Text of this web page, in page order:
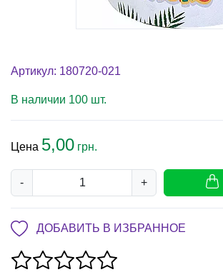
Артикул: 180720-021
В наличии 100 шт.
Цена 5,00 грн.
- +
ДОБАВИТЬ В ИЗБРАННОЕ